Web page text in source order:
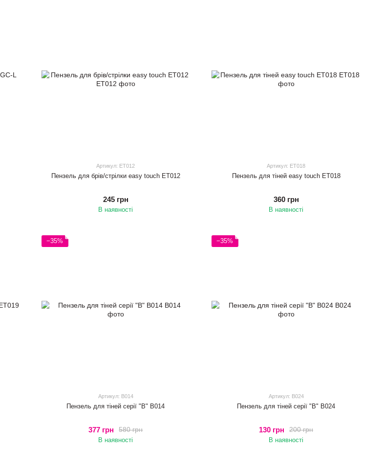
Артикул: ET012
Пензель для брів/стрілки easy touch ET012
245 грн
В наявності
Артикул: ET018
Пензель для тіней easy touch ET018
360 грн
В наявності
−35%
Артикул: B014
Пензель для тіней серії "B" B014
580 грн
377 грн
В наявності
−35%
Артикул: B024
Пензель для тіней серії "B" B024
200 грн
130 грн
В наявності